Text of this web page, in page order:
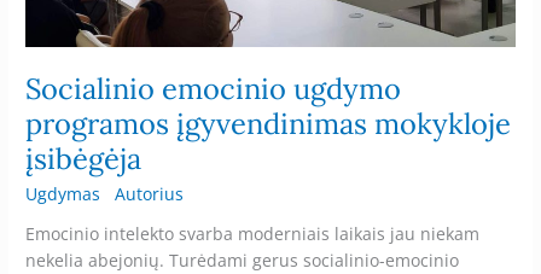
Socialinio emocinio ugdymo
programos įgyvendinimas mokykloje
įsibėgėja
Ugdymas Autorius
Emocinio intelekto svarba moderniais laikais jau niekam
nekelia abejonių. Turėdami gerus socialinio-emocinio
įsibėgėja